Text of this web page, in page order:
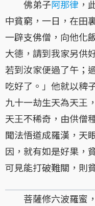
佛弟子阿那律 ，
中貧窮，一日，在田
一辟支佛僧，向他化
大德，請到我家另供
若到汝家便過了午；
吃好了。」他就以稗
九十一劫生天為天王
天王不稀奇，由供僧
聞法悟道成羅漢，天
因，就有如是好果，
可見能打破難關，則
菩薩修六波羅蜜，